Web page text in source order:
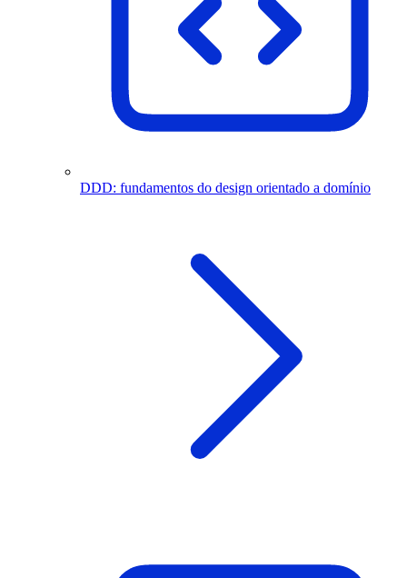
DDD: fundamentos do design orientado a domínio